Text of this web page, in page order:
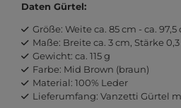
Daten Gürtel:
Größe: Weite ca. 85 cm - ca. 97,5
Maße: Breite ca. 3 cm, Stärke
Gewicht: ca. 115 g
Farbe: Mid Brown (braun)
Material: 100% Leder
Lieferumfang: Vanzetti Gürtel